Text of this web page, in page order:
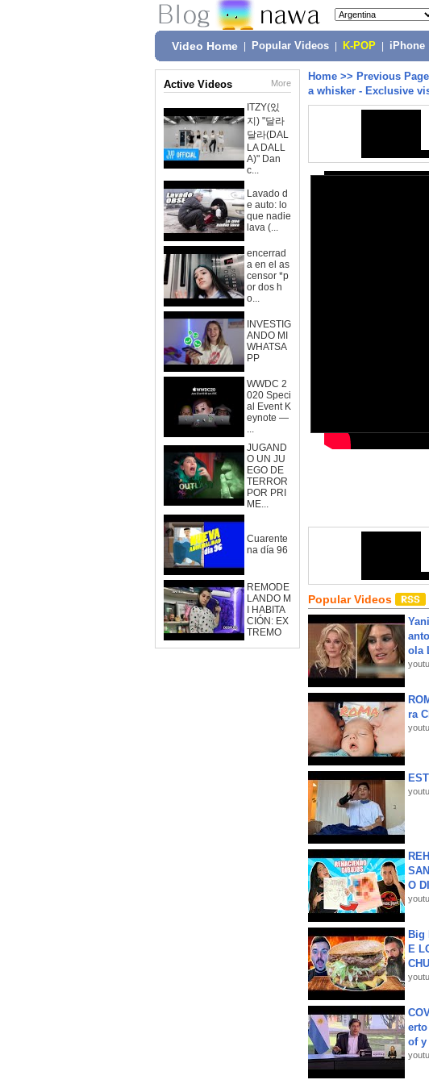
Video Home Popular Videos K-POP iPhone
Active Videos More
ITZY(있
지) "달라
달라(DAL
LA DALL
A)" Dan
c...
Lavado d
e auto: lo
que nadie
lava (...
encerrad
a en el as
censor *p
or dos h
o...
INVESTIG
ANDO MI
WHATSA
PP
WWDC 2
020 Speci
al Event K
eynote —
...
JUGAND
O UN JU
EGO DE
TERROR
POR PRI
ME...
Cuarente
na día 96
REMODE
LANDO M
I HABITA
CIÓN: EX
TREMO
Home >> Previous Page
a whisker - Exclusive
Popular Videos
ola
ra
O
Big
E
erto
of y